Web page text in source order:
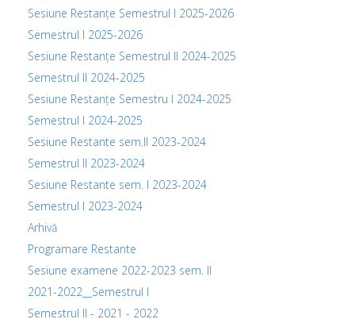
Sesiune Restanțe Semestrul I 2025-2026
Semestrul I 2025-2026
Sesiune Restanțe Semestrul II 2024-2025
Semestrul II 2024-2025
Sesiune Restanțe Semestru I 2024-2025
Semestrul I 2024-2025
Sesiune Restante sem.II 2023-2024
Semestrul II 2023-2024
Sesiune Restante sem. I 2023-2024
Semestrul I 2023-2024
Arhivă
Programare Restante
Sesiune examene 2022-2023 sem. II
2021-2022__Semestrul I
Semestrul II - 2021 - 2022